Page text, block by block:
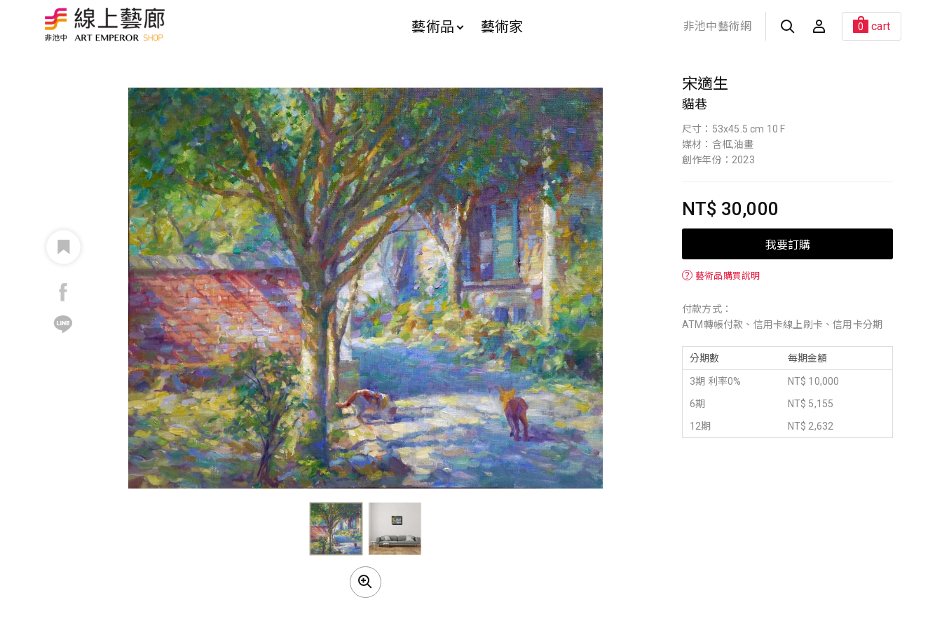
藝術品 藝術家 非池中藝術網 0 cart
宋適生
貓巷
尺寸：53x45.5 cm 10 F
媒材：含框,油畫
創作年份：2023
NT$ 30,000
我要訂購
？ 藝術品購買說明
付款方式：
ATM轉帳付款、信用卡線上刷卡、信用卡分期
分期數 每期金額
3期 利率0%
NT$ 10,000
6期
NT$ 5,155
12期
NT$ 2,632